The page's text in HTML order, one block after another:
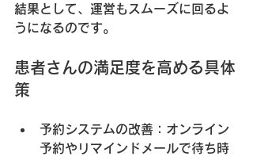
結果として、運営もスムーズに回るよ
うになるのです。
患者さんの満足度を高める具体
策
予約システムの改善：オンライン
予約やリマインドメールで待ち時